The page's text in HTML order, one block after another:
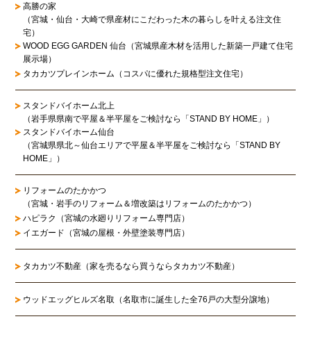
高勝の家
（宮城・仙台・大崎で県産材にこだわった木の暮らしを叶える注文住
宅）
WOOD EGG GARDEN 仙台（宮城県産木材を活用した新築一戸建て住宅
展示場）
タカカツプレインホーム（コスパに優れた規格型注文住宅）
スタンドバイホーム北上
（岩手県県南で平屋＆半平屋をご検討なら「STAND BY HOME」）
スタンドバイホーム仙台
（宮城県県北～仙台エリアで平屋＆半平屋をご検討なら「STAND BY
HOME」）
リフォームのたかかつ
（宮城・岩手のリフォーム＆増改築はリフォームのたかかつ）
ハピラク（宮城の水廻りリフォーム専門店）
イエガード（宮城の屋根・外壁塗装専門店）
タカカツ不動産（家を売るなら買うならタカカツ不動産）
ウッドエッグヒルズ名取（名取市に誕生した全76戸の大型分譲地）